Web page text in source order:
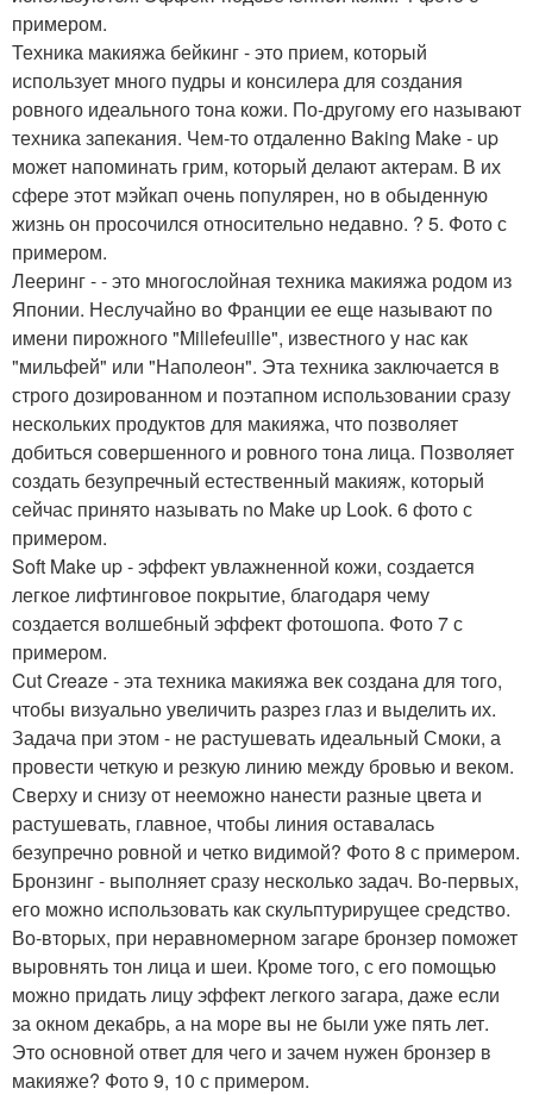
примером.
Техника макияжа бейкинг - это прием, который
использует много пудры и консилера для создания
ровного идеального тона кожи. По-другому его называют
техника запекания. Чем-то отдаленно Baking Make - up
может напоминать грим, который делают актерам. В их
сфере этот мэйкап очень популярен, но в обыденную
жизнь он просочился относительно недавно. ? 5. Фото с
примером.
Лееринг - - это многослойная техника макияжа родом из
Японии. Неслучайно во Франции ее еще называют по
имени пирожного "Millefeuille", известного у нас как
"мильфей" или "Наполеон". Эта техника заключается в
строго дозированном и поэтапном использовании сразу
нескольких продуктов для макияжа, что позволяет
добиться совершенного и ровного тона лица. Позволяет
создать безупречный естественный макияж, который
сейчас принято называть no Make up Look. 6 фото с
примером.
Soft Make up - эффект увлажненной кожи, создается
легкое лифтинговое покрытие, благодаря чему
создается волшебный эффект фотошопа. Фото 7 с
примером.
Cut Creaze - эта техника макияжа век создана для того,
чтобы визуально увеличить разрез глаз и выделить их.
Задача при этом - не растушевать идеальный Смоки, а
провести четкую и резкую линию между бровью и веком.
Сверху и снизу от нееможно нанести разные цвета и
растушевать, главное, чтобы линия оставалась
безупречно ровной и четко видимой? Фото 8 с примером.
Бронзинг - выполняет сразу несколько задач. Во-первых,
его можно использовать как скульптурирущее средство.
Во-вторых, при неравномерном загаре бронзер поможет
выровнять тон лица и шеи. Кроме того, с его помощью
можно придать лицу эффект легкого загара, даже если
за окном декабрь, а на море вы не были уже пять лет.
Это основной ответ для чего и зачем нужен бронзер в
макияже? Фото 9, 10 с примером.